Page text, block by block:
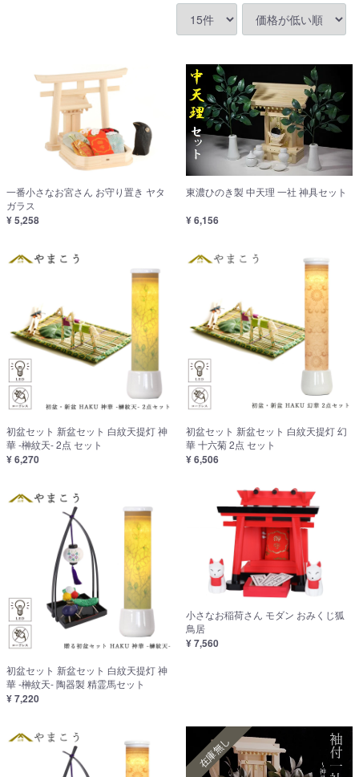
一番小さなお宮さん お守り置き ヤタ
ガラス
¥ 5,258
東濃ひのき製 中天理 一社 神具セット
¥ 6,156
初盆セット 新盆セット 白紋天提灯 神
華 -榊紋天- 2点 セット
¥ 6,270
初盆セット 新盆セット 白紋天提灯 幻
華 十六菊 2点 セット
¥ 6,506
初盆セット 新盆セット 白紋天提灯 神
華 -榊紋天- 陶器製 精霊馬セット
¥ 7,220
小さなお稲荷さん モダン おみくじ狐
鳥居
¥ 7,560
在庫無し